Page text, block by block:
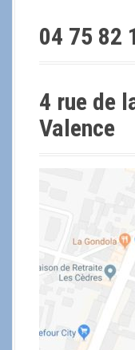
04 75 82
4 rue de
Valence